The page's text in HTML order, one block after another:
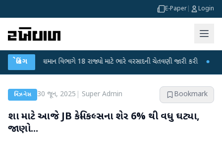
E-Paper Login
બ્રેકિંગ
હવામાન વિભાગે 18 રાજ્યો માટે ભારે વરસાદની ચેતવણી જારી કરી ●
બિઝનેસ 30 જૂન, 2025 Super Admin Bookmark
શા માટે આજે JB કેમિકલ્સના શેર 6% થી વધુ ઘટ્યા,
જાણો...